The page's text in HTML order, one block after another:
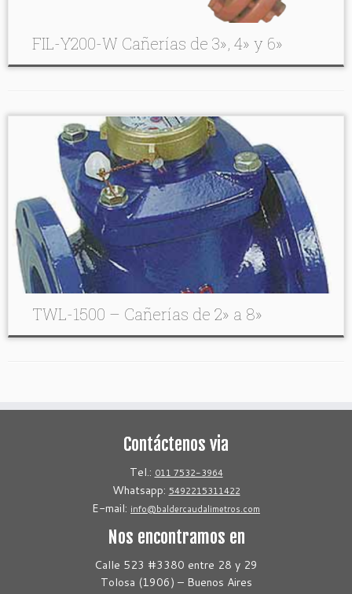
FIL-Y200-W Cañerías de 3», 4» y 6»
TWL-1500 – Cañerías de 2» a 8»
Contáctenos via
Tel.: 011 7532-3964
Whatsapp: 5492215311422
E-mail: info@baldercaudalimetros.com
Nos encontramos en
Calle 523 #3380 entre 28 y 29
Tolosa (1906) – Buenos Aires